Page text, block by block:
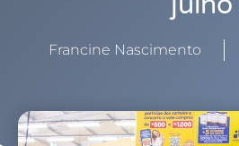
Francine Nascimento